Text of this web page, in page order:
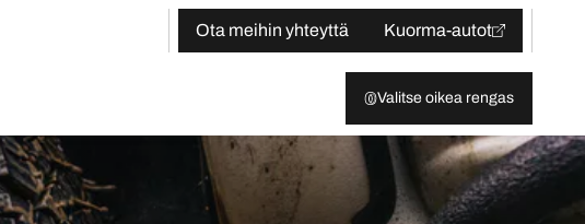
Ota meihin yhteyttä
Kuorma-autot
Valitse oikea rengas